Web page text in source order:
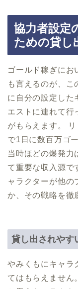
協力者設定
ための貸し
ゴールド稼ぎにお
も言えるのが、こ
に自分の設定した
エストに連れて行
がもらえます。
で1日に数百万ゴ
当時ほどの爆発力
て重要な収入源で
ャラクターが他の
か、その戦略を徹
貸し出されやす
やみくもにキャラ
てはもらえません